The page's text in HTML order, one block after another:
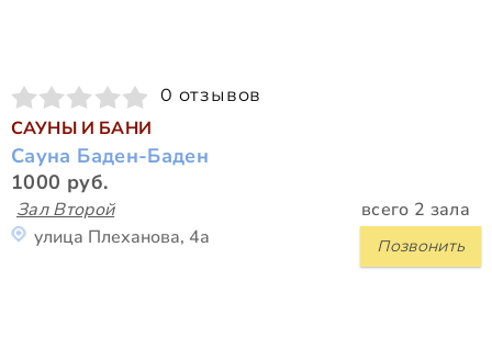
0 отзывов
САУНЫ И БАНИ
Сауна Баден-Баден
1000 руб.
Зал Второй всего 2 зала
Позвонить
улица Плеханова, 4а